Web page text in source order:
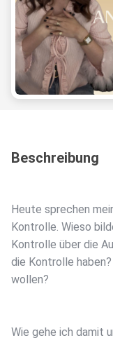
Beschreibung
Heute sprechen
Kontrolle. Wieso
Kontrolle über die
die Kontrolle
wollen?
Wie gehe ich damit